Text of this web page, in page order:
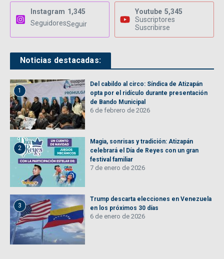
Instagram 1,345
SeguidoresSeguir
Youtube 5,345
Suscriptores
Suscribirse
Noticias destacadas:
1
Del cabildo al circo: Síndica de Atizapán
opta por el ridículo durante presentación
de Bando Municipal
6 de febrero de 2026
2
Magia, sonrisas y tradición: Atizapán
celebrará el Día de Reyes con un gran
festival familiar
7 de enero de 2026
3
Trump descarta elecciones en Venezuela
en los próximos 30 días
6 de enero de 2026